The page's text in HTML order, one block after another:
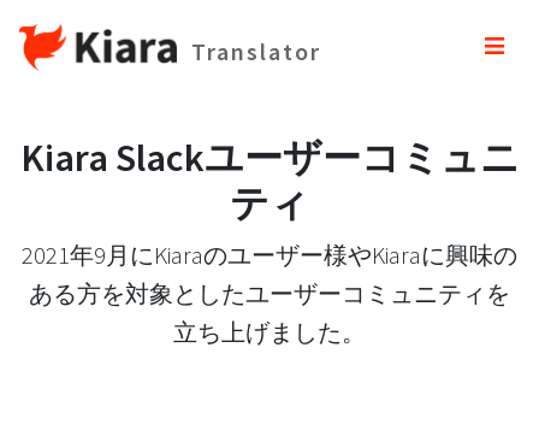
Translator
Kiara Slackユーザーコミュニ
ティ
2021年9月にKiaraのユーザー様やKiaraに興味の
ある方を対象としたユーザーコミュニティを
立ち上げました。